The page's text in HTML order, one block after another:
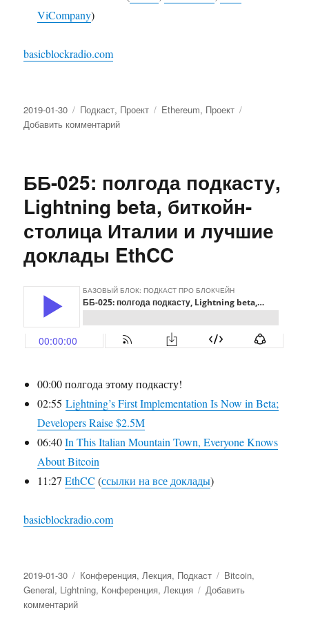
ViCompany)
basicblockradio.com
Опубликовано
2019-01-30 Рубрики
Подкаст, Проект Метки
Ethereum, Проект
Добавить комментарий
Власов
(Bankex)
о
Plasma
и
блокчейн-
ББ-025: полгода подкасту,
Lightning beta, биткойн-
столица Италии и лучшие
доклады EthCC
00:00 полгода этому подкасту!
02:55Lightning’s First Implementation Is Now in Beta;
Developers Raise $2.5M
06:40In This Italian Mountain Town, Everyone Knows
About Bitcoin
11:27EthCC (ссылки на все доклады)
basicblockradio.com
Опубликовано
2019-01-30 Рубрики
Конференция,Лекция, Подкаст Метки
Bitcoin,
General, Lightning, Конференция,Лекция
Добавить
комментарий